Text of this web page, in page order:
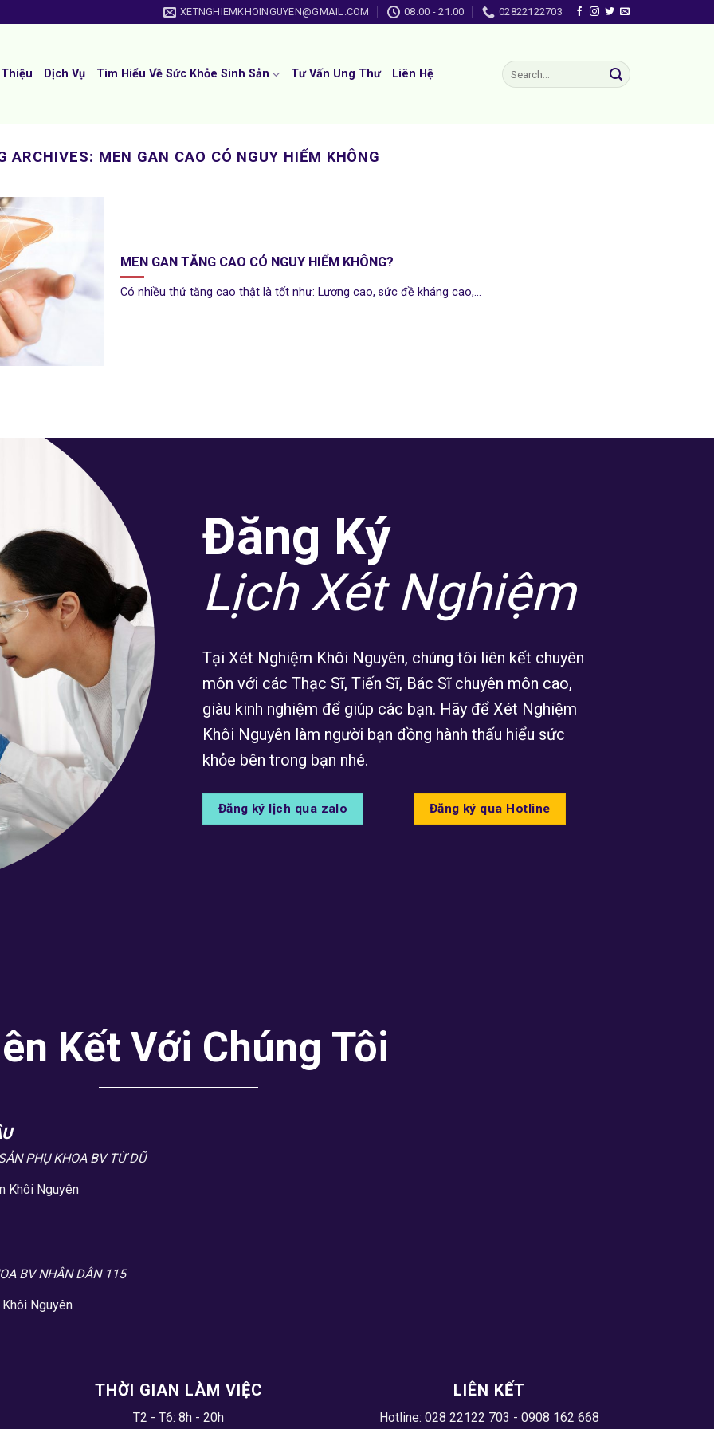
XETNGHIEMKHOINGUYEN@GMAIL.COM 08:00 - 21:00 02822122703
Dịch Vụ Tìm Hiểu Về Sức Khỏe Sinh Sản Tư Vấn Ung Thư Liên Hệ
ARCHIVES: MEN GAN CAO CÓ NGUY HIỂM KHÔNG
MEN GAN TĂNG CAO CÓ NGUY HIỂM KHÔNG?
Có nhiều thứ tăng cao thật là tốt như: Lương cao, sức đề kháng cao,...
Đăng Ký
Lịch Xét Nghiệm
Tại Xét Nghiệm Khôi Nguyên, chúng tôi liên kết chuyên
môn với các Thạc Sĩ, Tiến Sĩ, Bác Sĩ chuyên môn cao,
giàu kinh nghiệm để giúp các bạn. Hãy để Xét Nghiệm
Khôi Nguyên làm người bạn đồng hành thấu hiểu sức
khỏe bên trong bạn nhé.
Đăng ký lịch qua zalo Đăng ký qua Hotline
Kết Với Chúng Tôi
PHỤ KHOA BV TỪ DŨ
Khôi Nguyên
BV NHÂN DÂN 115
Nguyên
THỜI GIAN LÀM VIỆC
T2 - T6: 8h - 20h
LIÊN KẾT
Hotline: 028 22122 703 - 0908 162 668